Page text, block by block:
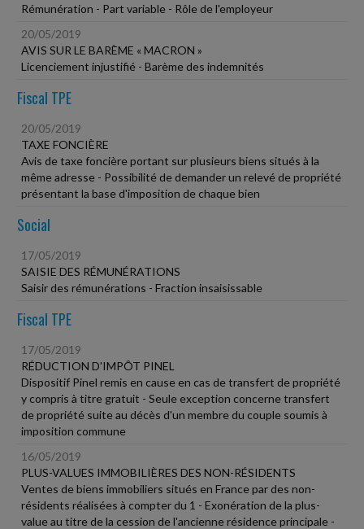
Rémunération - Part variable - Rôle de l'employeur
20/05/2019
AVIS SUR LE BARÈME « MACRON »
Licenciement injustifié - Barème des indemnités
Fiscal TPE
20/05/2019
TAXE FONCIÈRE
Avis de taxe foncière portant sur plusieurs biens situés à la
même adresse - Possibilité de demander un relevé de propriété
présentant la base d'imposition de chaque bien
Social
17/05/2019
SAISIE DES RÉMUNÉRATIONS
Saisir des rémunérations - Fraction insaisissable
Fiscal TPE
17/05/2019
RÉDUCTION D'IMPÔT PINEL
Dispositif Pinel remis en cause en cas de transfert de propriété
y compris à titre gratuit - Seule exception concerne transfert
de propriété suite au décès d'un membre du couple soumis à
imposition commune
16/05/2019
PLUS-VALUES IMMOBILIÈRES DES NON-RÉSIDENTS
Ventes de biens immobiliers situés en France par des non-
résidents réalisées à compter du 1 - Exonération de la plus-
value au titre de la cession de l'ancienne résidence principale -